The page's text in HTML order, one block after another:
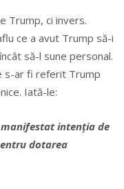
Trump, ci invers.
ce a avut Trump să-i
să-l sune personal.
s-ar fi referit Trump
Iată-le:
manifestat intenția de
dotarea